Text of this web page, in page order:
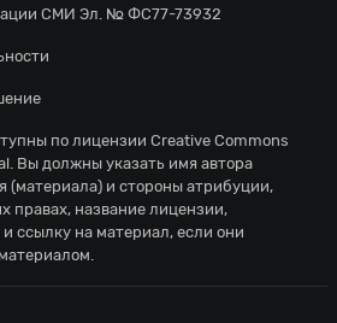
СМИ Эл. № ФС77-73932
по лицензии Creative Commons
. Вы должны указать имя автора
(материала) и стороны атрибуции,
правах, название лицензии,
ссылку на материал, если они